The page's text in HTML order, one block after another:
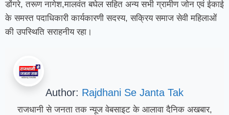
डोंगरे, तरूण नागेश,मालवंत बघेल सहित अन्य सभी ग्रामीण जोन एवं ईकाई
के समस्त पदाधिकारी कार्यकारणी सदस्य, सक्रिय समाज सेवी महिलाओं
की उपस्थिति सराहनीय रहा।
Author: Rajdhani Se Janta Tak
राजधानी से जनता तक न्यूज वेबसाइट के आलावा दैनिक अखबार,